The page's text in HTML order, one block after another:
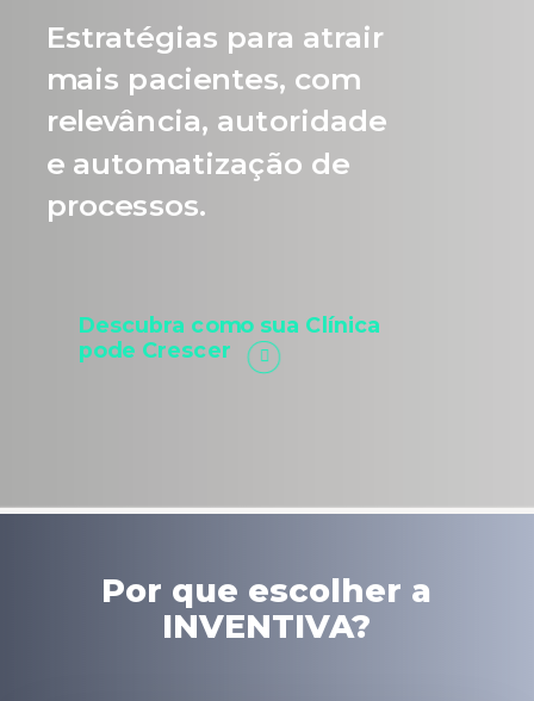
Estratégias para atrair
mais pacientes, com
relevância, autoridade
e automatização de
processos.
Descubra como sua Clínica
pode Crescer
Por que escolher a
INVENTIVA?